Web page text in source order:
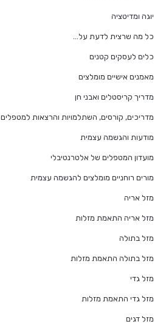
יוגה ומדיטציה
כל מה שרצית לדעת על…
כלים לעסקים קטנים
מאמנים אישיים מומלצים
מדריך קריסטלים ואבני חן
מדריכים, קורסים, השתלמויות והרצאות למטפלים
מודעות והגשמה עצמית
מועדון המטפלים של אלטרנטיבלי
מורים רוחניים מומלצים להגשמה עצמית
מזל אריה
מזל אריה התאמת מזלות
מזל בתולה
מזל בתולה התאמת מזלות
מזל גדי
מזל גדי התאמת מזלות
מזל דגים